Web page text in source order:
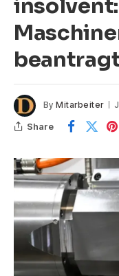
insolvent:
By Mitarbeiter
Share